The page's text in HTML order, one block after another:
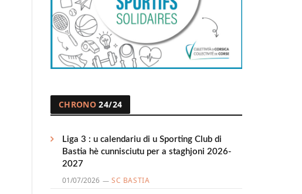
CHRONO 24/24
Liga 3 : u calendariu di u Sporting Club di
Bastia hè cunnisciutu per a staghjoni 2026-
2027
01/07/2026 SC BASTIA